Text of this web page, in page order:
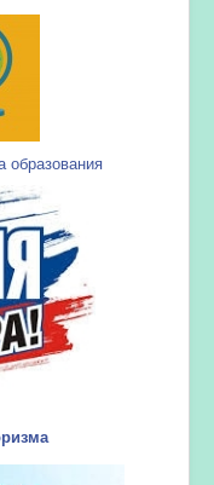
образования